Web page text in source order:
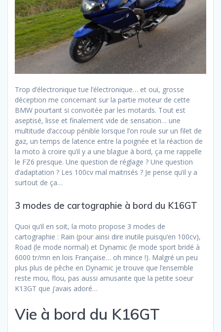
Trop d’électronique tue l’électronique… et oui, grosse
déception me concernant sur la partie moteur de cette
BMW pourtant si convoitée par les motards. Tout est
aseptisé, lisse et finalement vide de sensation… une
multitude d’accoup pénible lorsque l’on roule sur un filet de
gaz, un temps de latence entre la poignée et la réaction de
la moto à croire qu’il y a une blague à bord, ça me rappelle
le FZ6 presque. Une question de réglage ? Une question
d’adaptation ? Les 100cv mal maitrisés ? Je pense qu’il y a
surtout de ça…
3 modes de cartographie à bord du K16GT
Quoi qu’il en soit, la moto propose 3 modes de
cartographie : Rain (pour ainsi dire inutile puisqu’en 100cv),
Road (le mode normal) et Dynamic (le mode sport bridé à
6000 tr/mn en lois Française… oh mince !). Malgré un peu
plus plus de pêche en Dynamic je trouve que l’ensemble
reste mou, flou, pas aussi amusante que la petite soeur
K13GT que j’avais adoré…
Vie à bord du K16GT